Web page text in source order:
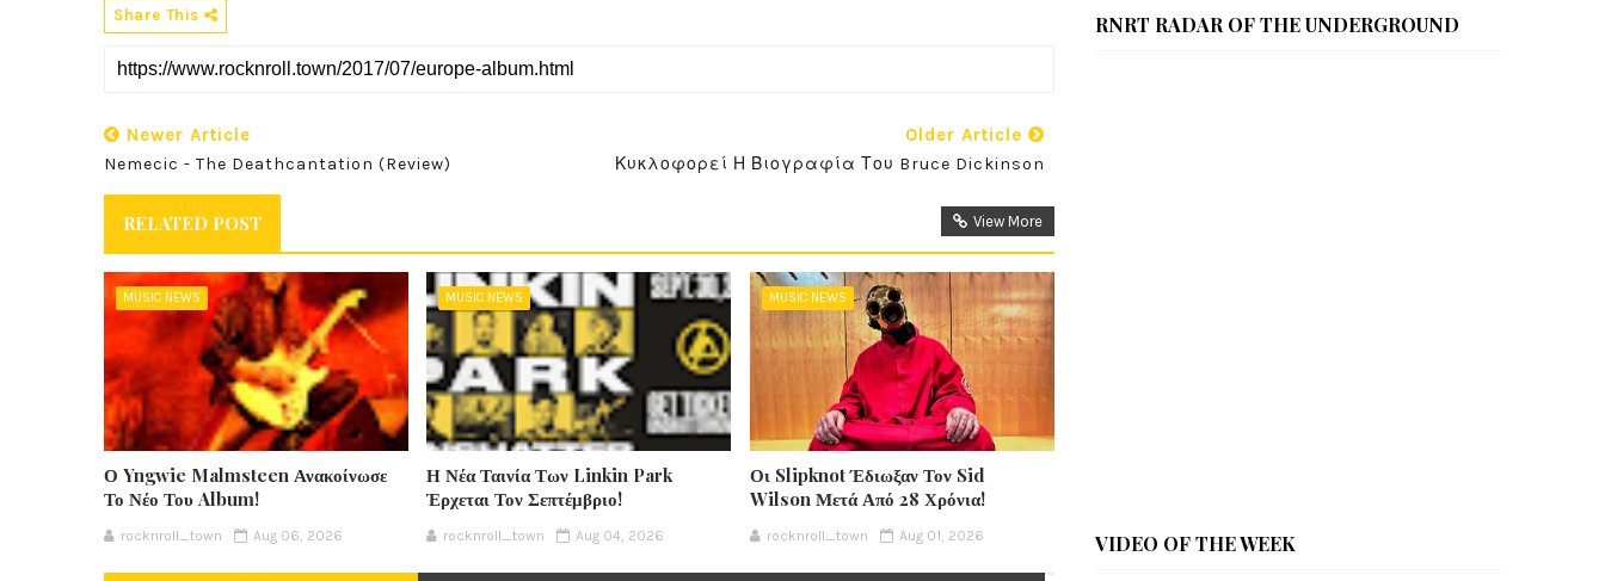
Share This
Newer Article
Nemecic - The Deathcantation (Review)
Older Article
Κυκλοφορεί Η Βιογραφία Του Bruce Dickinson
RELATED POST View More
MUSIC NEWS
Ο Yngwie Malmsteen Ανακοίνωσε
Το Νέο Του Album!
rocknroll_town Aug 06, 2026
MUSIC NEWS
Η Νέα Ταινία Των Linkin Park
Έρχεται Τον Σεπτέμβριο!
rocknroll_town Aug 04, 2026
MUSIC NEWS
Οι Slipknot Έδιωξαν Τον Sid
Wilson Μετά Από 28 Χρόνια!
rocknroll_town Aug 01, 2026
RNRT RADAR OF THE UNDERGROUND
VIDEO OF THE WEEK